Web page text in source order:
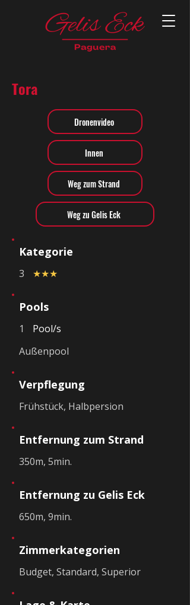
Tora
Dronenvideo
Innen
Weg zum Strand
Weg zu Gelis Eck
Kategorie
3 ★★★
Pools
1
Pool/s
Außenpool
Verpflegung
Frühstück, Halbpersion
Entfernung zum Strand
350m, 5min.
Entfernung zu Gelis Eck
650m, 9min.
Zimmerkategorien
Budget, Standard, Superior